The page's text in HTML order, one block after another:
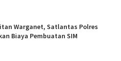
Warganet, Satlantas Polres
Biaya Pembuatan SIM